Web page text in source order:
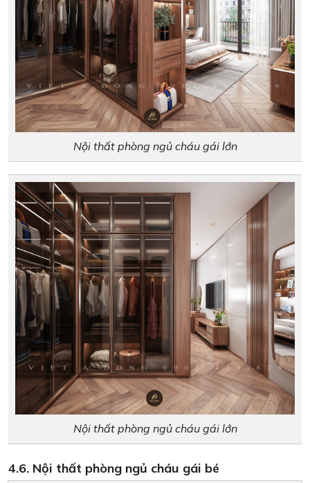
Nội thất phòng ngủ cháu gái lớn
Nội thất phòng ngủ cháu gái lớn
4.6. Nội thất phòng ngủ cháu gái bé